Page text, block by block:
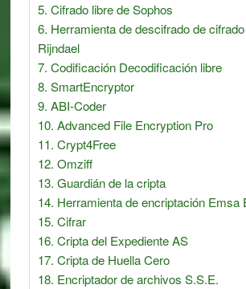
Cifrado libre de Sophos
Herramienta de descifrado de
Rijndael
Codificación Decodificación libre
SmartEncryptor
ABI-Coder
Advanced File Encryption Pro
Crypt4Free
Omziff
Guardián de la cripta
Herramienta de encriptación Emsa
Cifrar
Cripta del Expediente AS
Cripta de Huella Cero
Encriptador de archivos S.S.E.